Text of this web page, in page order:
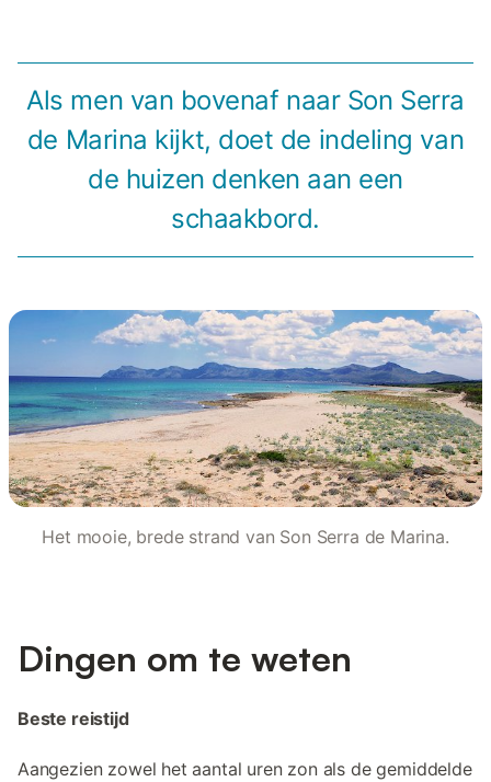
Als men van bovenaf naar Son Serra
de Marina kijkt, doet de indeling van
de huizen denken aan een
schaakbord.
Het mooie, brede strand van Son Serra de Marina.
Dingen om te weten
Beste reistijd
Aangezien zowel het aantal uren zon als de gemiddelde